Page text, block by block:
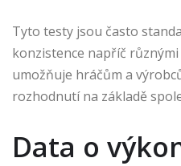
Tyto testy jsou často
konzistence napříč
umožňuje hráčům a
rozhodnutí na základě
Data o